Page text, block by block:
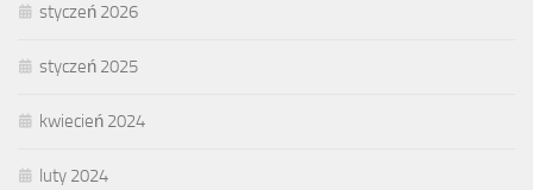
styczeń 2026
styczeń 2025
kwiecień 2024
luty 2024